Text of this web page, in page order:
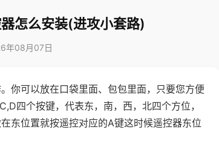
怎么安装(进攻小套路)
年08月07日
你可以放在口袋里面、包包里面，只要您方便
四个按键，代表东，南，西，北四个方位，
东位置就按遥控对应的A键这时候遥控器东位